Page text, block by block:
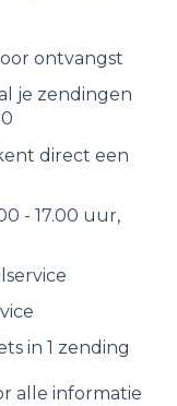
ontvangst
je zendingen
direct een
- 17.00 uur,
in 1 zending
alle informatie